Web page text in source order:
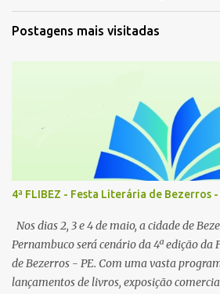
Postagens mais visitadas
4ª FLIBEZ - Festa Literária de Bezerros
Nos dias 2, 3 e 4 de maio, a cidade de
Pernambuco será cenário da 4ª edição
de Bezerros - PE. Com uma vasta
lançamentos de livros, exposição